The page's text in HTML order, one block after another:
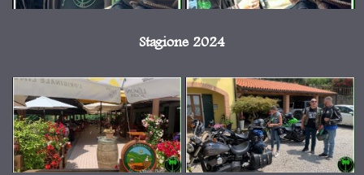
Stagione 2024